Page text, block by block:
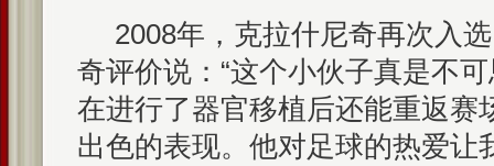
2008年，克拉什尼奇再次入
奇评价说：“这个小伙子真是不
在进行了器官移植后还能重返赛
出色的表现。他对足球的热爱让